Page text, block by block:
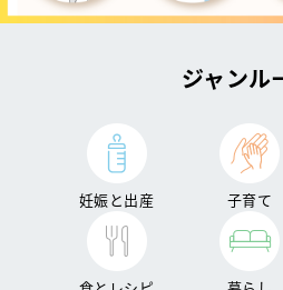
ジャンル
妊娠と出産 子育て